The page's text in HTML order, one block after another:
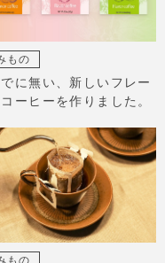
もの
に無い、新しいフレー
ーヒーを作りました。
もの